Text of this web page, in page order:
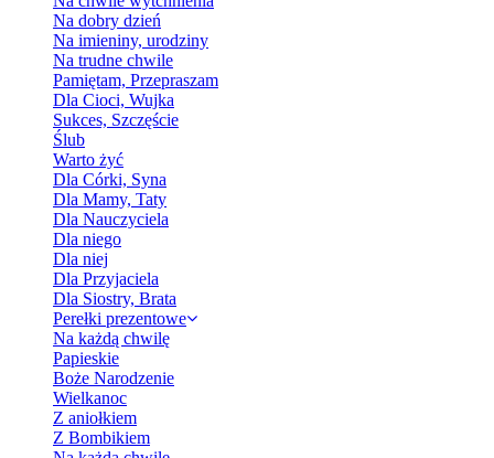
Na dobry dzień
Na imieniny, urodziny
Na trudne chwile
Pamiętam, Przepraszam
Dla Cioci, Wujka
Sukces, Szczęście
Ślub
Warto żyć
Dla Córki, Syna
Dla Mamy, Taty
Dla Nauczyciela
Dla niego
Dla niej
Dla Przyjaciela
Dla Siostry, Brata
Perełki prezentowe
Na każdą chwilę
Papieskie
Boże Narodzenie
Wielkanoc
Z aniołkiem
Z Bombikiem